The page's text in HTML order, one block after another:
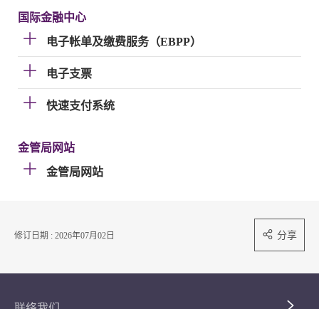
国际金融中心
电子帐单及缴费服务（EBPP）
电子支票
快速支付系统
金管局网站
金管局网站
修订日期 : 2026年07月02日 分享